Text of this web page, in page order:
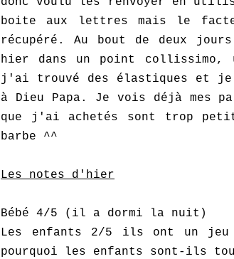
boite aux lettres mais le
récupéré. Au bout de deux
hier dans un point collissimo,
j'ai trouvé des élastiques et je
à Dieu Papa. Je vois déjà mes
que j'ai achetés sont trop
barbe ^^
Les notes d'hier
Bébé 4/5 (il a dormi la nuit)
Les enfants 2/5 ils ont un
pourquoi les enfants sont-ils